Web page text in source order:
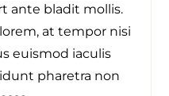
ante bladit mollis.
at tempor nisi
euismod iaculis
pharetra non